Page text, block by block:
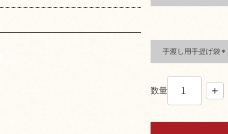
須
手渡し用手提げ袋
(
須
)
数量